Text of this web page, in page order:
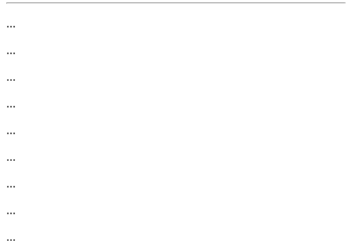
...
...
...
...
...
...
...
...
...